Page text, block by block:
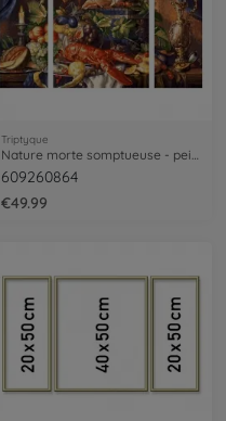
Triptyque
609260864
€49.99